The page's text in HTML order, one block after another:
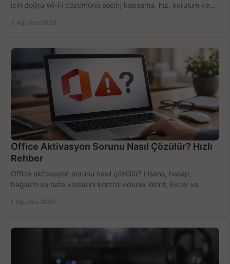
için doğru Wi-Fi çözümünü seçin; kapsama, hız, kurulum ve
3 Ağustos 2026
Office Aktivasyon Sorunu Nasıl Çözülür? Hızlı
Rehber
Office aktivasyon sorunu nasıl çözülür? Lisans, hesap,
bağlantı ve hata kodlarını kontrol ederek Word, Excel ve
1 Ağustos 2026